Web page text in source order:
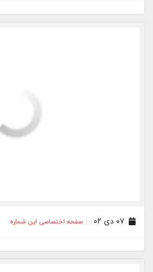
۰۷ دی ۰۲ صفحه اختصاصی این شماره